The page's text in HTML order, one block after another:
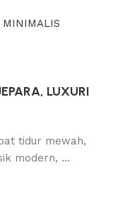
MINIMALIS
LUXURI
tidur mewah,
modern, ...